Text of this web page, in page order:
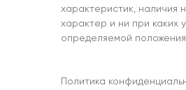
характеристик, наличия
характер и ни при каких
определяемой
Политика